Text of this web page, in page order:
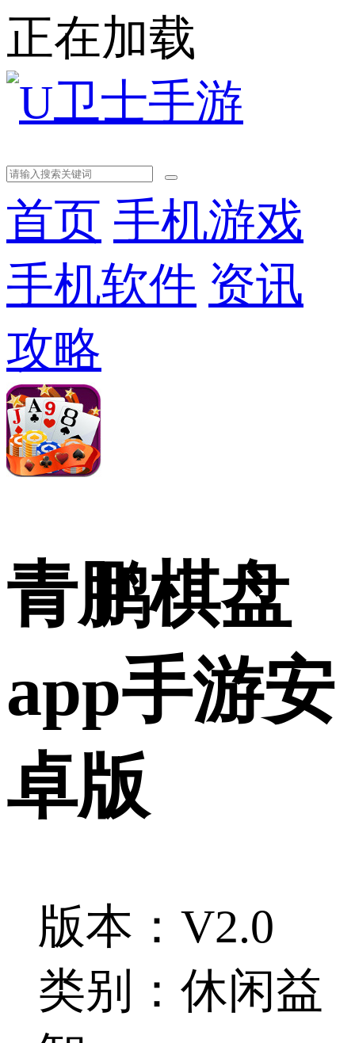
正在加载
首页 手机游戏
手机软件 资讯
攻略
青鹏棋盘
app手游安
卓版
版本：V2.0
类别：休闲益